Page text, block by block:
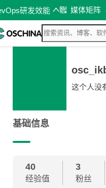
研发效能 媒体矩阵
这个人没
基础信息
40
经验值
3
粉丝